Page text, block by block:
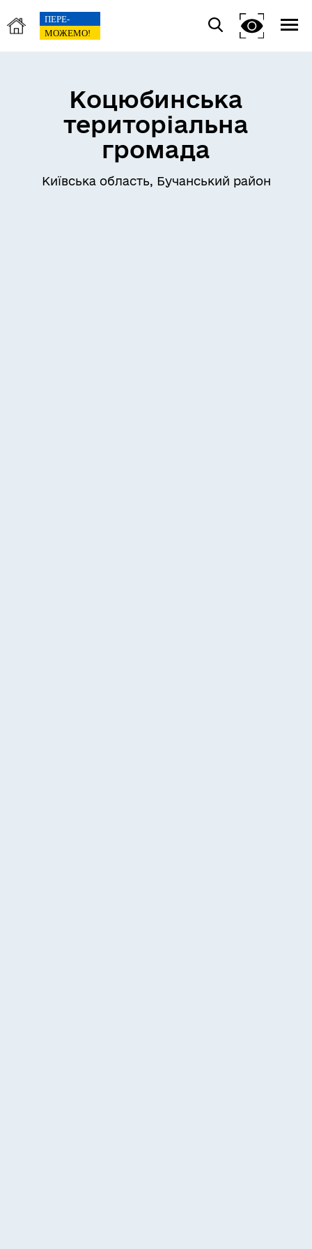
Коцюбинська
територіальна
громада
Київська область, Бучанський район